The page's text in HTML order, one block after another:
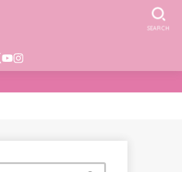
SEARCH